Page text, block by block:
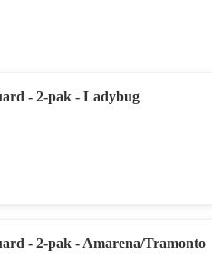
- 2-pak - Ladybug
- 2-pak - Amarena/Tramonto